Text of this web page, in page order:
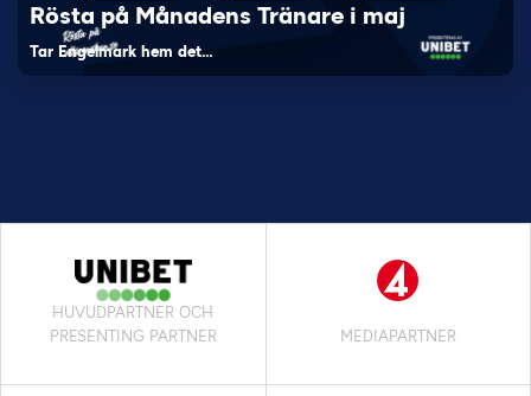
Rösta på Månadens Tränare i maj
Tar Engelmark hem det…
HUVUDPARTNER OCH
PRESENTING PARTNER
MEDIAPARTNER